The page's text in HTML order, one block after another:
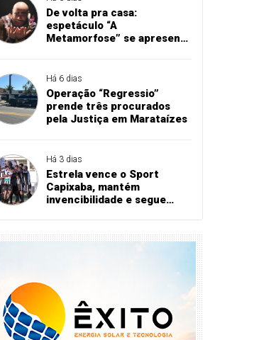
De volta pra casa:
espetáculo “A
Metamorfose” se apresenta
Há 6 dias
Operação “Regressio”
prende três procurados
pela Justiça em Marataízes
Há 3 dias
Estrela vence o Sport
Capixaba, mantém
invencibilidade e segue